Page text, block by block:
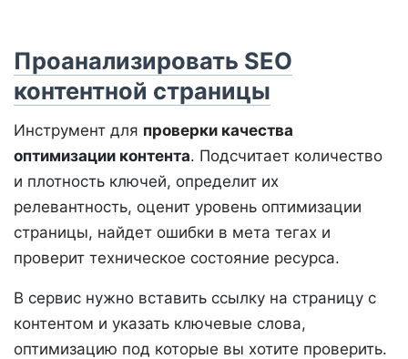
Проанализировать SEO
контентной страницы
Инструмент для проверки качества
оптимизации контента. Подсчитает количество
и плотность ключей, определит их
релевантность, оценит уровень оптимизации
страницы, найдет ошибки в мета тегах и
проверит техническое состояние ресурса.
В сервис нужно вставить ссылку на страницу с
контентом и указать ключевые слова,
оптимизацию под которые вы хотите проверить.